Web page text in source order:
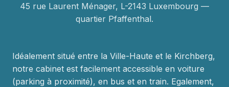
45 rue Laurent Ménager, L-2143 Luxembourg —
quartier Pfaffenthal.
Idéalement situé entre la Ville-Haute et le Kirchberg,
notre cabinet est facilement accessible en voiture
(parking à proximité), en bus et en train. Egalement,